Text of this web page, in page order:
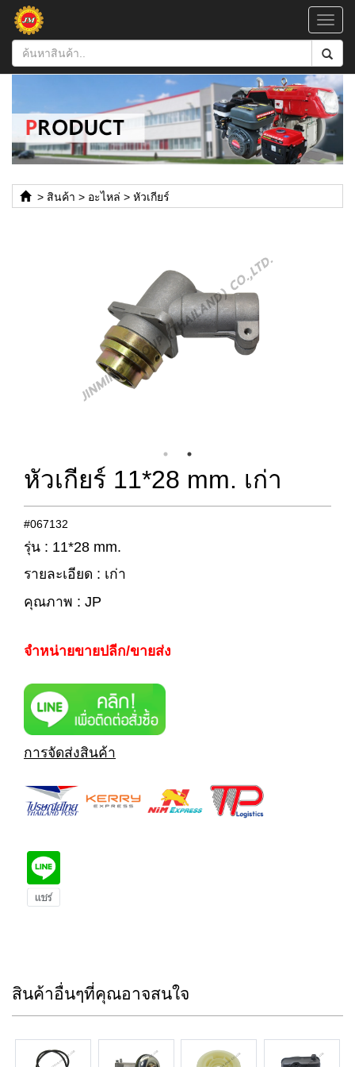
> สินค้า > อะไหล่ > หัวเกียร์
หัวเกียร์ 11*28 mm. เก่า
#067132
รุ่น : 11*28 mm.
รายละเอียด : เก่า
คุณภาพ : JP
จำหน่ายขายปลีก/ขายส่ง
การจัดส่งสินค้า
สินค้าอื่นๆที่คุณอาจสนใจ